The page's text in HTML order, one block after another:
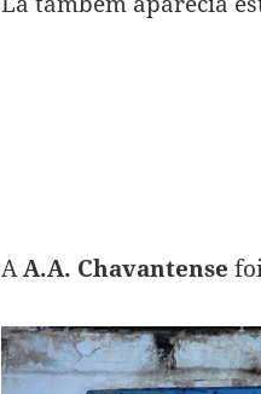
AA.A. Chavantense